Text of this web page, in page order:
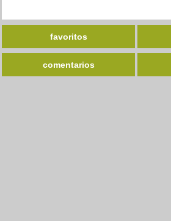
favoritos
comentarios